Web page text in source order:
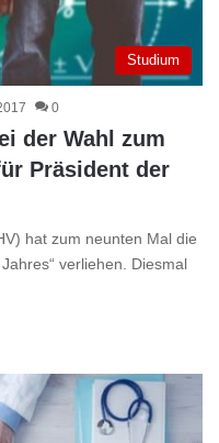
Studium
0
der Wahl zum
Präsident der
hat zum neunten Mal die
verliehen. Diesmal